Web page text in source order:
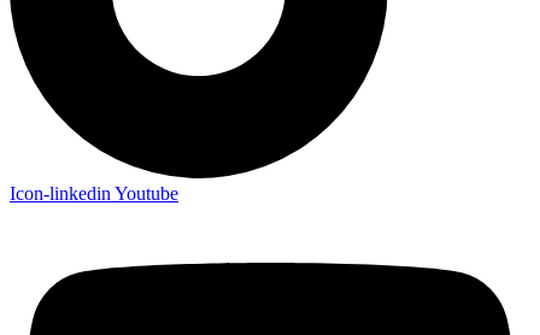
Icon-linkedin Youtube